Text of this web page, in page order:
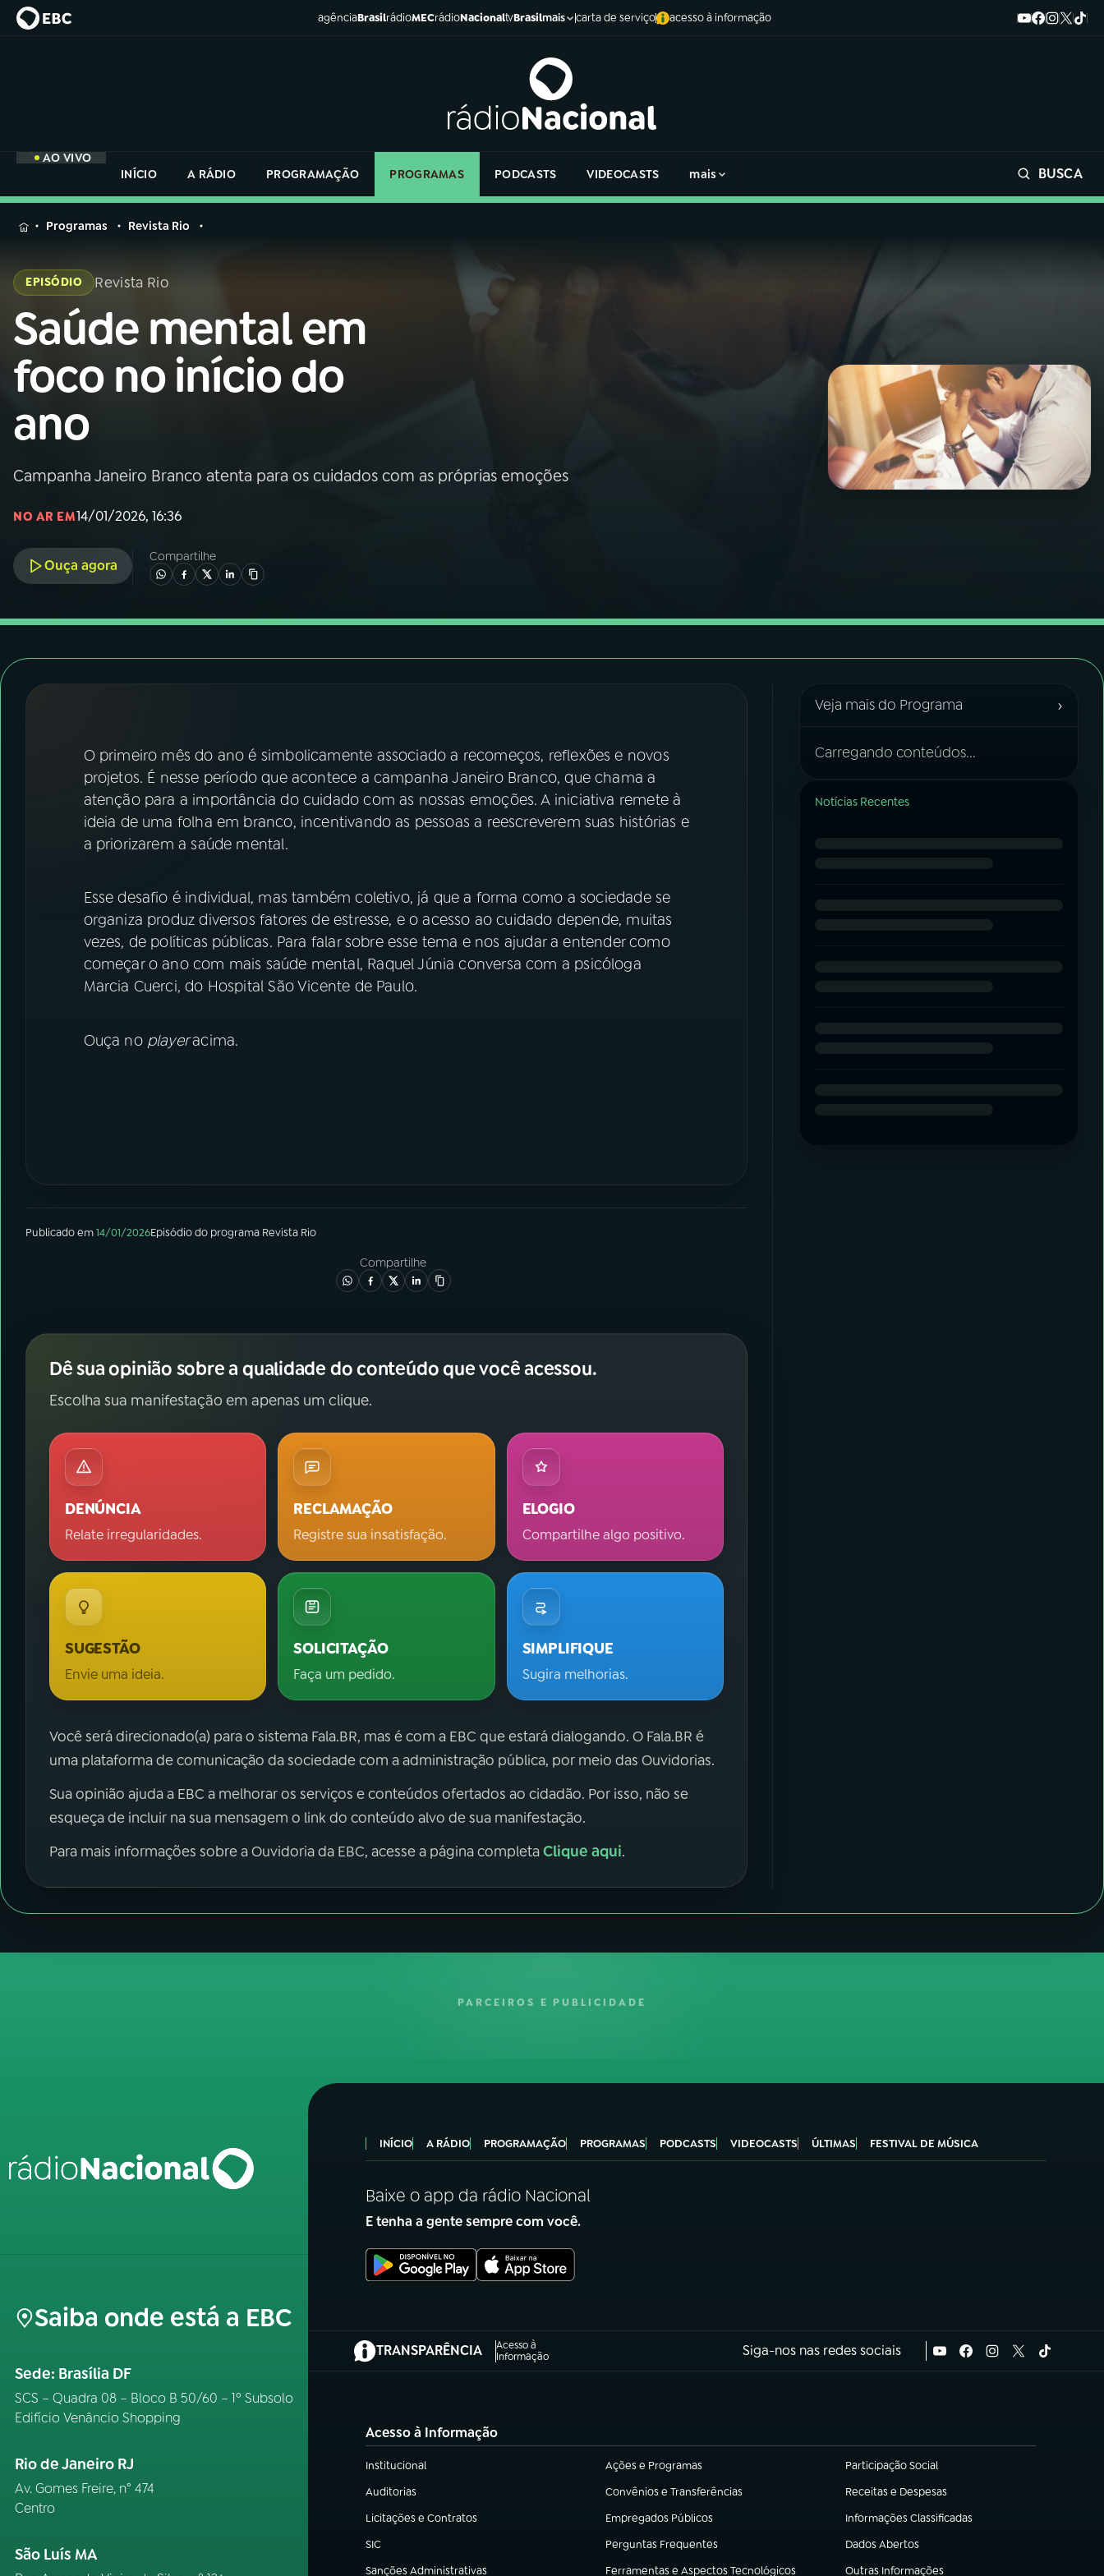
agênciaBrasilrádioMECrádioNacionaltvBrasilmais carta de serviço acesso à informação
AO VIVO
INÍCIO
A RÁDIO PROGRAMAÇÃO PROGRAMAS PODCASTS VIDEOCASTS mais BUSCA
MENU
Buscar
na
Rádio
Nacional
AO VIVO
01 INÍCIO
A RÁDIO
03PROGRAMAÇÃO
PROGRAMAS
FESTIVAL DE MÚSICA
ACOMPANHE A RÁDIO NACIONAL
Instagram X
na
Rádio
Nacional
Programas Revista Rio
EPISÓDIO Revista Rio
Saúde mental em
foco no início do
ano
Campanha Janeiro Branco atenta para os cuidados com as próprias emoções
NO AR EM14/01/2026, 16:36
Ouça agora
Compartilhe
O primeiro mês do ano é simbolicamente associado a recomeços, reflexões e novos
projetos. É nesse período que acontece a campanha Janeiro Branco, que chama a
atenção para a importância do cuidado com as nossas emoções. A iniciativa remete à
ideia de uma folha em branco, incentivando as pessoas a reescreverem suas histórias e
a priorizarem a saúde mental.
Esse desafio é individual, mas também coletivo, já que a forma como a sociedade se
organiza produz diversos fatores de estresse, e o acesso ao cuidado depende, muitas
vezes, de políticas públicas. Para falar sobre esse tema e nos ajudar a entender como
começar o ano com mais saúde mental, Raquel Júnia conversa com a psicóloga
Marcia Cuerci, do Hospital São Vicente de Paulo.
Ouça no playeracima.
Publicado em14/01/2026Episódiodo programa Revista Rio
Compartilhe
Dê sua opinião sobre a qualidade do conteúdo que você acessou.
Escolha sua manifestação em apenas um clique.
DENÚNCIA
Relate irregularidades.
RECLAMAÇÃO
Registre sua insatisfação.
ELOGIO
Compartilhe algo positivo.
SUGESTÃO
Envie uma ideia.
SOLICITAÇÃO
Faça um pedido.
SIMPLIFIQUE
Sugira melhorias.
Você será direcionado(a) para o sistema Fala.BR, mas é com a EBC que estará dialogando. O Fala.BR é
uma plataforma de comunicação da sociedade com a administração pública, por meio das Ouvidorias.
Sua opinião ajuda a EBC a melhorar os serviços e conteúdos ofertados ao cidadão. Por isso, não se
esqueça de incluir na sua mensagem o link do conteúdo alvo de sua manifestação.
Para mais informações sobre a Ouvidoria da EBC, acesse a página completaClique aqui.
Veja mais do Programa ›
Carregando conteúdos...
Notícias Recentes
PARCEIROS E PUBLICIDADE
Saiba onde está a EBC
Sede: Brasília DF
SCS – Quadra 08 – Bloco B 50/60 – 1º Subsolo
Edifício Venâncio Shopping
Rio de Janeiro RJ
Av. Gomes Freire, n° 474
Centro
São Luís MA
INÍCIO A RÁDIO PROGRAMAÇÃO PROGRAMAS PODCASTS VIDEOCASTS ÚLTIMAS FESTIVAL DE MÚSICA
Baixe o app da rádio Nacional
E tenha a gente sempre com você.
TRANSPARÊNCIA
Acesso à
Informação
(abre em nova aba) Siga-nos nas redes sociais
Acesso à Informação
Institucional
(abre em nova aba) Ações e Programas
(abre em nova aba) Participação Social
(abre em nova aba)
Auditorias
(abre em nova aba) Convênios e Transferências
(abre em nova aba) Receitas e Despesas
(abre em nova aba)
Licitações e Contratos
(abre em nova aba) Empregados Públicos
(abre em nova aba) Informações Classificadas
(abre em nova aba)
SIC
(abre em nova aba) Perguntas Frequentes
(abre em nova aba) Dados Abertos
(abre em nova aba)
Sanções Administrativas
Ferramentas e Aspectos Tecnológicos Outras Informações